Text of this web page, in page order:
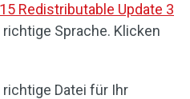
Redistributable Update 3
Sprache. Klicken
Datei für Ihr